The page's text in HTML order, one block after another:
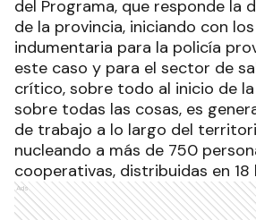
El Subsecretario volvió a
del Programa, que responde la
de la provincia, iniciando con los
indumentaria para la policía
este caso y para el sector de
crítico, sobre todo al inicio de la
sobre todas las cosas, es
de trabajo a lo largo del
nucleando a más de 750
cooperativas, distribuidas en 18
Ads